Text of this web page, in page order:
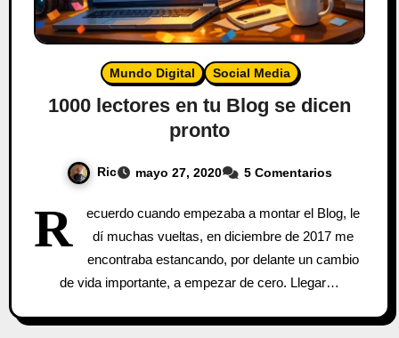
Mundo Digital Social Media
1000 lectores en tu Blog se dicen
pronto
Ric mayo 27, 2020 5 Comentarios
R
ecuerdo cuando empezaba a montar el Blog, le
dí muchas vueltas, en diciembre de 2017 me
encontraba estancando, por delante un cambio
de vida importante, a empezar de cero. Llegar…